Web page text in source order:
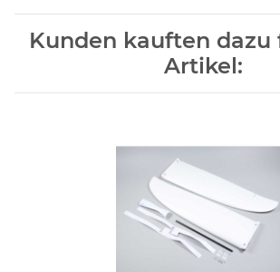
Kunden kauften dazu
Artikel: